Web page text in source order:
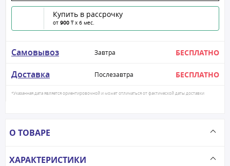
Купить в рассрочку
от 900 ₸ x 6 мес.
Самовывоз Завтра БЕСПЛАТНО
Доставка Послезавтра БЕСПЛАТНО
*Указанная дата является ориентировочной и может отличаться от фактической даты доставки
О ТОВАРЕ
ХАРАКТЕРИСТИКИ